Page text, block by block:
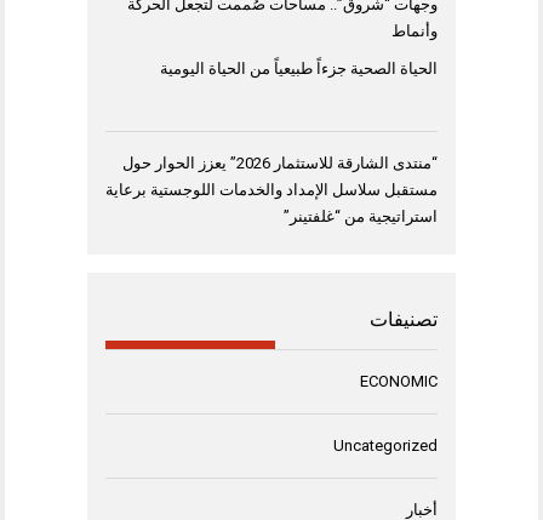
وجهات “شروق”.. مساحات صُممت لتجعل الحركة
وأنماط
الحياة الصحية جزءاً طبيعياً من الحياة اليومية
“منتدى الشارقة للاستثمار 2026” يعزز الحوار حول
مستقبل سلاسل الإمداد والخدمات اللوجستية برعاية
استراتيجية من “غلفتينر”
تصنيفات
ECONOMIC
Uncategorized
أخبار